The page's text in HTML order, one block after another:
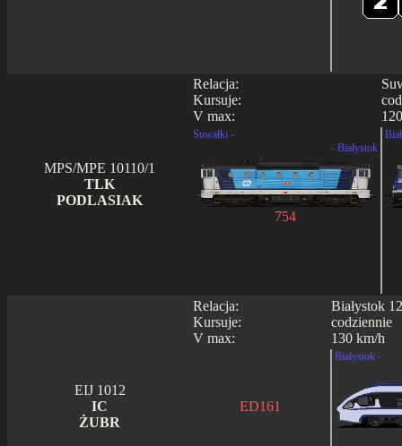
Relacja:
Kursuje:
V max:
MPS/MPE 10110/1
TLK
PODLASIAK
Suwałki -
- Białystok
754
Relacja:
Kursuje:
V max:
Białystok
codziennie
130 km/h
EIJ 1012
IC
ŻUBR
ED161
Białystok -